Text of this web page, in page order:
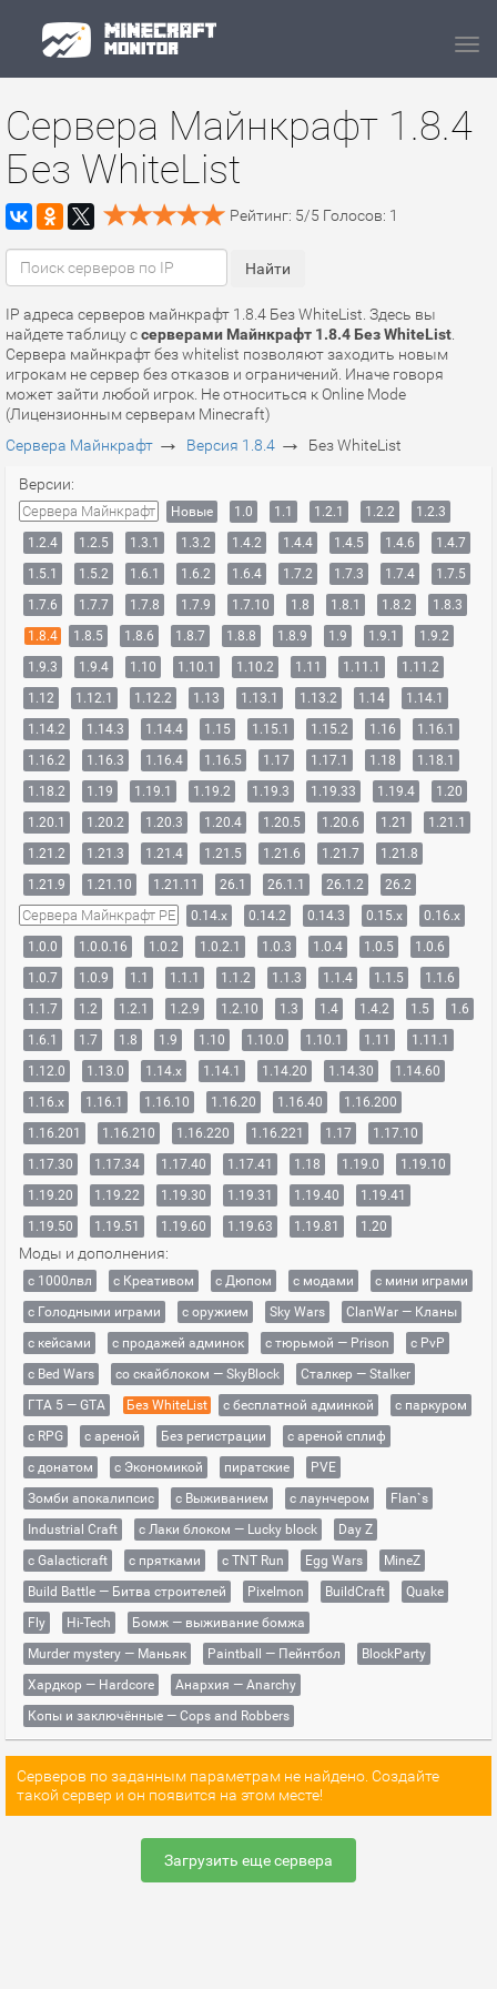
Сервера Майнкрафт 1.8.4
Без WhiteList
Рейтинг: 5/5 Голосов: 1
IP адреса серверов майнкрафт 1.8.4 Без WhiteList. Здесь вы
найдете таблицу ссерверами Майнкрафт 1.8.4 Без WhiteList
Сервера майнкрафт без whitelist позволяют заходить новым
игрокам не сервер без отказов и ограничений. Иначе говоря
может зайти любой игрок. Не относиться к Online Mode
(Лицензионным серверам Minecraft)
Сервера Майнкрафт → Версия 1.8.4 → Без WhiteList
Версии:
Сервера Майнкрафт Новые 1.0 1.1 1.2.1 1.2.2
1.2.3
1.2.4
1.2.5 1.3.1 1.3.2 1.4.2 1.4.4 1.4.5 1.4.6
1.4.7
1.5.1
1.5.2 1.6.1 1.6.2 1.6.4 1.7.2 1.7.3 1.7.4
1.7.5
1.7.6
1.7.7 1.7.8 1.7.9 1.7.10 1.8 1.8.1 1.8.2
1.8.3
1.8.4
1.8.5 1.8.6 1.8.7 1.8.8 1.8.9 1.9 1.9.1
1.9.2
1.9.3
1.9.4 1.10 1.10.1 1.10.2 1.11 1.11.1
1.11.2
1.12
1.12.1 1.12.2 1.13 1.13.1 1.13.2 1.14
1.14.1
1.14.2
1.14.3 1.14.4 1.15 1.15.1 1.15.2 1.16
1.16.1
1.16.2
1.16.3 1.16.4 1.16.5 1.17 1.17.1 1.18
1.18.1
1.18.2
1.19 1.19.1 1.19.2 1.19.3 1.19.33 1.19.4
1.20
1.20.1
1.20.2 1.20.3 1.20.4 1.20.5 1.20.6 1.21
1.21.1
1.21.2
1.21.3 1.21.4 1.21.5 1.21.6 1.21.7
1.21.8
1.21.9
1.21.10 1.21.11 26.1 26.1.1 26.1.2 26.2
Сервера Майнкрафт PE 0.14.x 0.14.2 0.14.3 0.15.x
0.16.x
1.0.0
1.0.0.16 1.0.2 1.0.2.1 1.0.3 1.0.4 1.0.5
1.0.6
1.0.7
1.0.9 1.1 1.1.1 1.1.2 1.1.3 1.1.4 1.1.5
1.1.6
1.1.7
1.2 1.2.1 1.2.9 1.2.10 1.3 1.4 1.4.2 1.5
1.6
1.6.1
1.7 1.8 1.9 1.10 1.10.0 1.10.1 1.11
1.11.1
1.12.0
1.13.0 1.14.x 1.14.1 1.14.20 1.14.30
1.14.60
1.16.x
1.16.1 1.16.10 1.16.20 1.16.40
1.16.200
1.16.201
1.16.210 1.16.220 1.16.221 1.17
1.17.10
1.17.30
1.17.34 1.17.40 1.17.41 1.18 1.19.0
1.19.10
1.19.20
1.19.22 1.19.30 1.19.31 1.19.40
1.19.41
1.19.50
1.19.51 1.19.60 1.19.63 1.19.81 1.20
Моды и дополнения:
с 1000лвл c Креативом с Дюпом с модами
с мини играми
с Голодными играми
с оружием Sky Wars
ClanWar — Кланы
с кейсами
с продажей админок с тюрьмой — Prison
с PvP
с Bed Wars
со скайблоком — SkyBlock
Сталкер — Stalker
ГТА 5 — GTA
Без WhiteList с бесплатной админкой
с паркуром
с RPG
с ареной Без регистрации
с ареной сплиф
с донатом
с Экономикой пиратские
PVE
Зомби апокалипсис
с Выживанием с лаунчером
Flan`s
Industrial Craft
с Лаки блоком — Lucky block
Day Z
с Galacticraft
с прятками с TNT Run Egg Wars
MineZ
Build Battle — Битва строителей
Pixelmon BuildCraft
Quake
Fly
Hi-Tech
Бомж — выживание бомжа
Murder mystery — Маньяк
Paintball — Пейнтбол
BlockParty
Хардкор — Hardcore
Анархия — Anarchy
Копы и заключённые — Cops and Robbers
Серверов по заданным параметрам не найдено. Создайте
такой сервер и он появится на этом месте!
Загрузить еще сервера